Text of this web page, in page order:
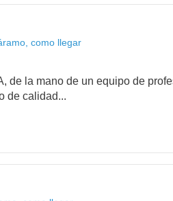
como llegar
de la mano de un equipo de
de calidad...